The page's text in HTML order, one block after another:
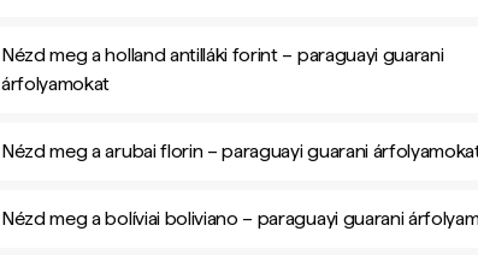
Nézd meg a holland antilláki forint – paraguayi guarani
árfolyamokat
Nézd meg a arubai florin – paraguayi guarani
Nézd meg a bolíviai boliviano – paraguayi guarani